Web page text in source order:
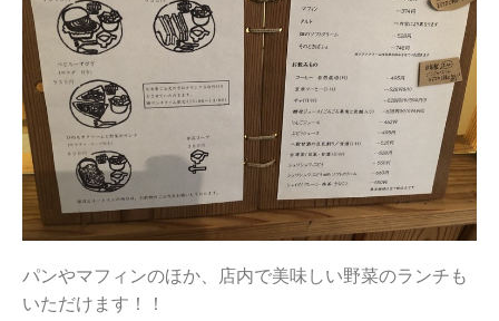
パンやマフィンのほか、店内で美味しい野菜のランチも
いただけます！！